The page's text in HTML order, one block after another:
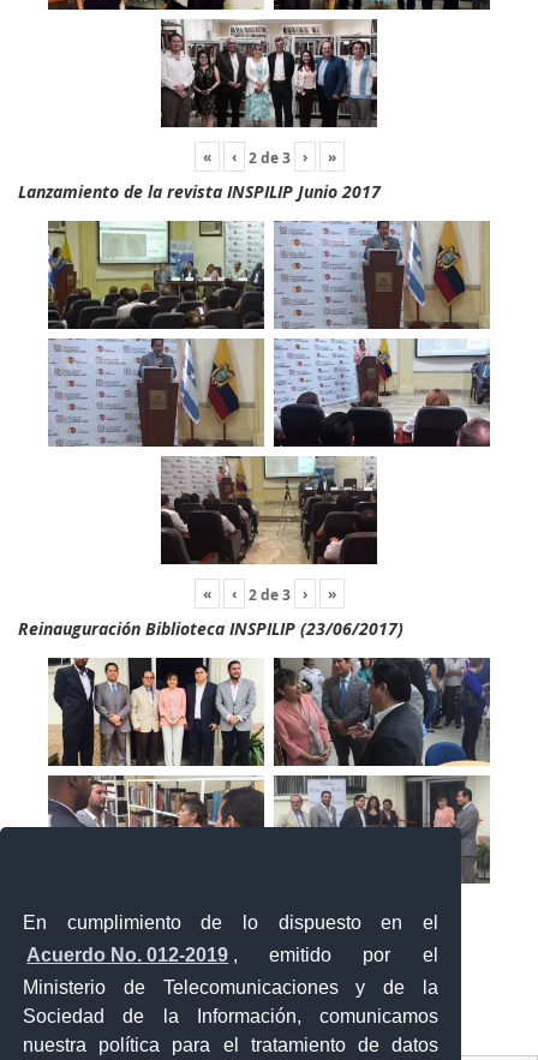
En cumplimiento de lo dispuesto en el
Acuerdo No. 012-2019 , emitido por el
Ministerio de Telecomunicaciones y de la
Sociedad de la Información, comunicamos
nuestra política para el tratamiento de datos
« ‹ 2de3 › »
Lanzamiento de la revista INSPILIP Junio 2017
« ‹ 2de3 › »
Reinauguración Biblioteca INSPILIP (23/06/2017)